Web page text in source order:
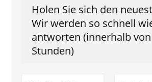
Holen Sie sich den
Wir werden so schnell
antworten (innerhalb
Stunden)